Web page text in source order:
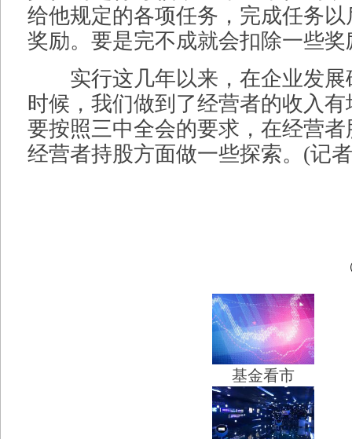
给他规定的各项任务，完成任务
奖励。要是完不成就会扣除一些奖
实行这几年以来，在企业发展
时候，我们做到了经营者的收入
要按照三中全会的要求，在经营
经营者持股方面做一些探索。(记
基金看市